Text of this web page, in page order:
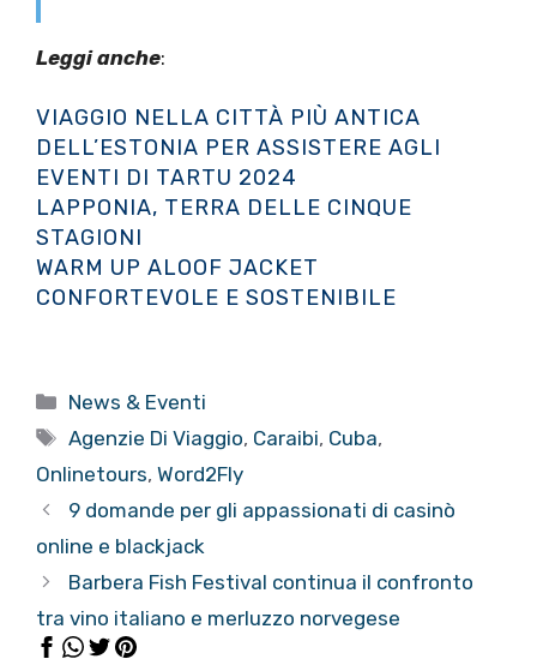
Leggi anche:
VIAGGIO NELLA CITTÀ PIÙ ANTICA
DELL’ESTONIA PER ASSISTERE AGLI
EVENTI DI TARTU 2024
LAPPONIA, TERRA DELLE CINQUE
STAGIONI
WARM UP ALOOF JACKET
CONFORTEVOLE E SOSTENIBILE
Categorie
News & Eventi
Tag
Agenzie Di Viaggio, Caraibi, Cuba,
Onlinetours, Word2Fly
9 domande per gli appassionati di casinò
online e blackjack
Barbera Fish Festival continua il confronto
tra vino italiano e merluzzo norvegese